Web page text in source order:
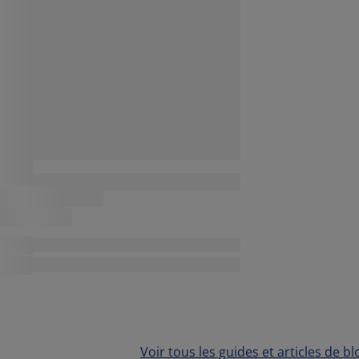
Voir tous les guides et articles de